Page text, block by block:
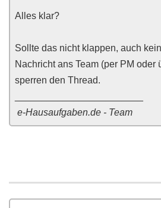
Alles klar?
Sollte das nicht klappen, auch
Nachricht ans Team (per PM oder
sperren den Thread.
e-Hausaufgaben.de - Team